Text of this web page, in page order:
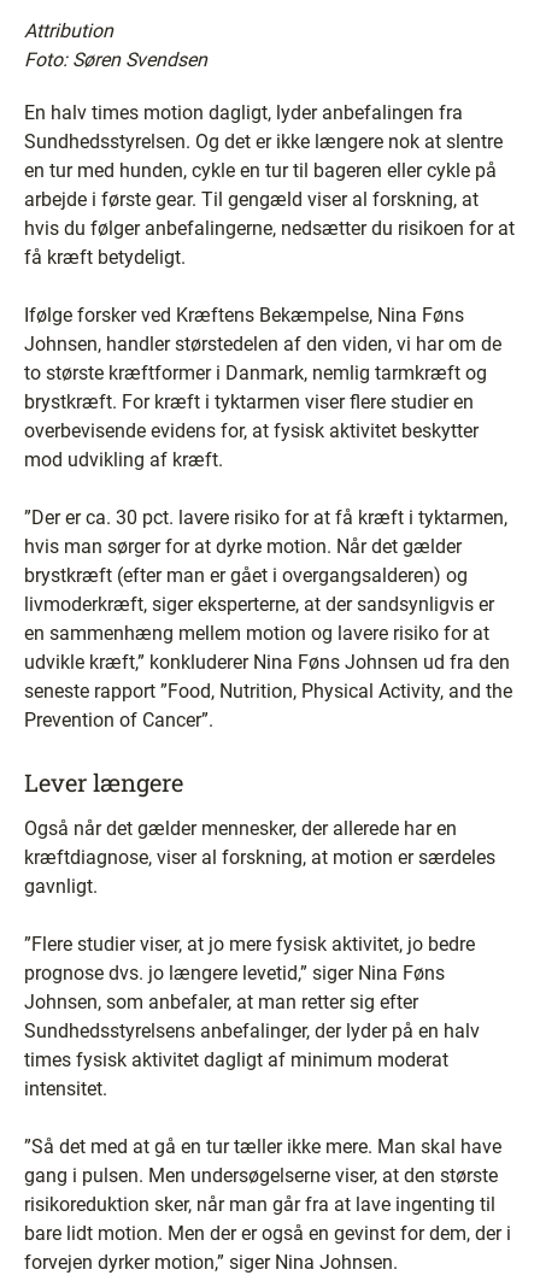
Attribution
Foto: Søren Svendsen
En halv times motion dagligt, lyder anbefalingen fra
Sundhedsstyrelsen. Og det er ikke længere nok at slentre
en tur med hunden, cykle en tur til bageren eller cykle på
arbejde i første gear. Til gengæld viser al forskning, at
hvis du følger anbefalingerne, nedsætter du risikoen for at
få kræft betydeligt.
Ifølge forsker ved Kræftens Bekæmpelse, Nina Føns
Johnsen, handler størstedelen af den viden, vi har om de
to største kræftformer i Danmark, nemlig tarmkræft og
brystkræft. For kræft i tyktarmen viser flere studier en
overbevisende evidens for, at fysisk aktivitet beskytter
mod udvikling af kræft.
”Der er ca. 30 pct. lavere risiko for at få kræft i tyktarmen,
hvis man sørger for at dyrke motion. Når det gælder
brystkræft (efter man er gået i overgangsalderen) og
livmoderkræft, siger eksperterne, at der sandsynligvis er
en sammenhæng mellem motion og lavere risiko for at
udvikle kræft,” konkluderer Nina Føns Johnsen ud fra den
seneste rapport ”Food, Nutrition, Physical Activity, and the
Prevention of Cancer”.
Lever længere
Også når det gælder mennesker, der allerede har en
kræftdiagnose, viser al forskning, at motion er særdeles
gavnligt.
”Flere studier viser, at jo mere fysisk aktivitet, jo bedre
prognose dvs. jo længere levetid,” siger Nina Føns
Johnsen, som anbefaler, at man retter sig efter
Sundhedsstyrelsens anbefalinger, der lyder på en halv
times fysisk aktivitet dagligt af minimum moderat
intensitet.
”Så det med at gå en tur tæller ikke mere. Man skal have
gang i pulsen. Men undersøgelserne viser, at den største
risikoreduktion sker, når man går fra at lave ingenting til
bare lidt motion. Men der er også en gevinst for dem, der i
forvejen dyrker motion,” siger Nina Johnsen.